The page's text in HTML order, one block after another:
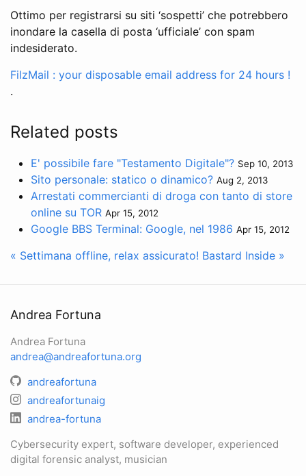
Ottimo per registrarsi su siti ‘sospetti’ che potrebbero
inondare la casella di posta ‘ufficiale’ con spam
indesiderato.
FilzMail : your disposable email address for 24 hours !
.
Related posts
E' possibile fare "Testamento Digitale"? Sep 10, 2013
Sito personale: statico o dinamico? Aug 2, 2013
Arrestati commercianti di droga con tanto di store
online su TOR Apr 15, 2012
Google BBS Terminal: Google, nel 1986 Apr 15, 2012
« Settimana offline, relax assicurato! Bastard Inside »
Andrea Fortuna
Andrea Fortuna
andrea@andreafortuna.org
andreafortuna
andreafortunaig
andrea-fortuna
Cybersecurity expert, software developer, experienced
digital forensic analyst, musician